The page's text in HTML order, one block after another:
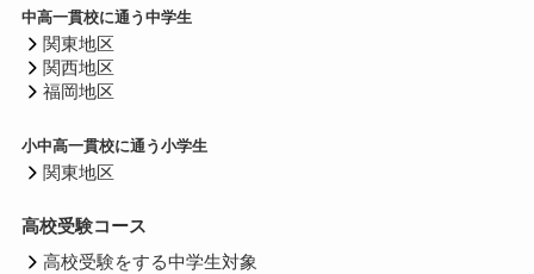
中高一貫校に通う中学生
関東地区
関西地区
福岡地区
小中高一貫校に通う小学生
関東地区
高校受験コース
高校受験をする中学生対象